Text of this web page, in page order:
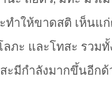
ทำให้ขาดสติ เห็นแ
ลภะ และโทสะ รวมทั้
ะมีกำลังมากขึ้นอีกด้